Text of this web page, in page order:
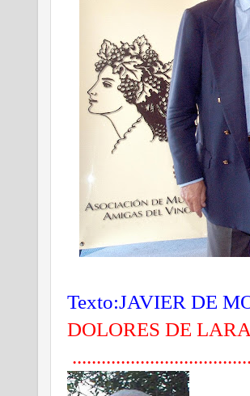
Texto:JAVIER DE
DOLORES DE LARA